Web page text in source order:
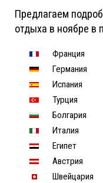
Предлагаем
отдыха в ноябре в
Франция
Германия
Испания
Турция
Болгария
Италия
Египет
Австрия
Швейцария